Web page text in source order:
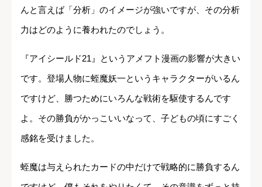
んと言えば「分析」のイメージが強いですが、その分析
力はどのように養われたのでしょう。
『アイシールド21』というアメフト漫画の影響が大きい
です。登場人物に蛭魔妖一というキャラクターがいるん
ですけど、勝つためにいろんな戦術を駆使するんです
よ。その勝負がかっこいいなって、子どもの頃にすごく
感銘を受けました。
蛭魔は与えられたカードの中だけで戦略的に勝負するん